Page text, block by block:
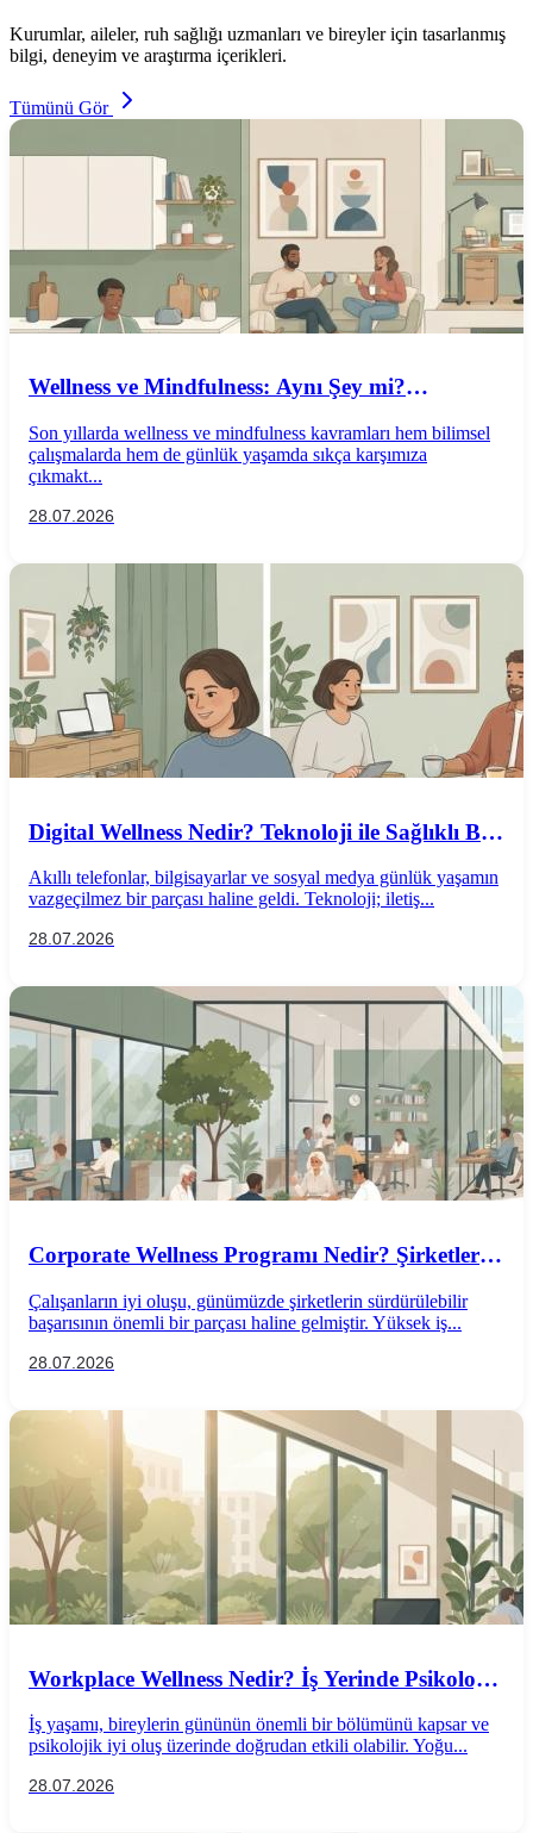
Kurumlar, aileler, ruh sağlığı uzmanları ve bireyler için tasarlanmış
bilgi, deneyim ve araştırma içerikleri.
Tümünü Gör
Wellness ve Mindfulness: Aynı Şey mi?
Son yıllarda wellness ve mindfulness kavramları hem bilimsel
çalışmalarda hem de günlük yaşamda sıkça karşımıza
çıkmakt...
28.07.2026
Digital Wellness Nedir? Teknoloji ile Sağlıklı Bir
Akıllı telefonlar, bilgisayarlar ve sosyal medya günlük yaşamın
vazgeçilmez bir parçası haline geldi. Teknoloji; iletiş...
28.07.2026
Corporate Wellness Programı Nedir? Şirketler
Çalışanların iyi oluşu, günümüzde şirketlerin sürdürülebilir
başarısının önemli bir parçası haline gelmiştir. Yüksek iş...
28.07.2026
Workplace Wellness Nedir? İş Yerinde Psikolojik
İş yaşamı, bireylerin gününün önemli bir bölümünü kapsar ve
psikolojik iyi oluş üzerinde doğrudan etkili olabilir. Yoğu...
28.07.2026